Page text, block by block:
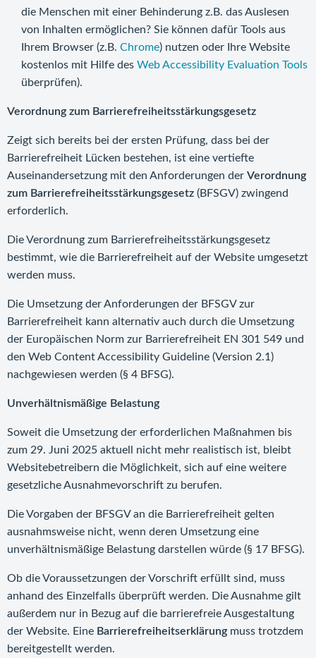
die Menschen mit einer Behinderung z.B. das Auslesen
von Inhalten ermöglichen? Sie können dafür Tools aus
Ihrem Browser (z.B. Chrome) nutzen oder Ihre Website
kostenlos mit Hilfe des Web Accessibility Evaluation Tools
überprüfen).
Verordnung zum Barrierefreiheitsstärkungsgesetz
Zeigt sich bereits bei der ersten Prüfung, dass bei der
Barrierefreiheit Lücken bestehen, ist eine vertiefte
Auseinandersetzung mit den Anforderungen der Verordnung
zum Barrierefreiheitsstärkungsgesetz (BFSGV) zwingend
erforderlich.
Die Verordnung zum Barrierefreiheitsstärkungsgesetz
bestimmt, wie die Barrierefreiheit auf der Website umgesetzt
werden muss.
Die Umsetzung der Anforderungen der BFSGV zur
Barrierefreiheit kann alternativ auch durch die Umsetzung
der Europäischen Norm zur Barrierefreiheit EN 301 549 und
den Web Content Accessibility Guideline (Version 2.1)
nachgewiesen werden (§ 4 BFSG).
Unverhältnismäßige Belastung
Soweit die Umsetzung der erforderlichen Maßnahmen bis
zum 29. Juni 2025 aktuell nicht mehr realistisch ist, bleibt
Websitebetreibern die Möglichkeit, sich auf eine weitere
gesetzliche Ausnahmevorschrift zu berufen.
Die Vorgaben der BFSGV an die Barrierefreiheit gelten
ausnahmsweise nicht, wenn deren Umsetzung eine
unverhältnismäßige Belastung darstellen würde (§ 17 BFSG).
Ob die Voraussetzungen der Vorschrift erfüllt sind, muss
anhand des Einzelfalls überprüft werden. Die Ausnahme gilt
außerdem nur in Bezug auf die barrierefreie Ausgestaltung
der Website. Eine Barrierefreiheitserklärung muss trotzdem
bereitgestellt werden.